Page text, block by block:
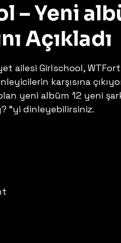
– Yeni
Açıkladı
ailesi Girlschool,
karşısına
yeni albüm 12 yeni
“yi dinleyebilirsiniz.